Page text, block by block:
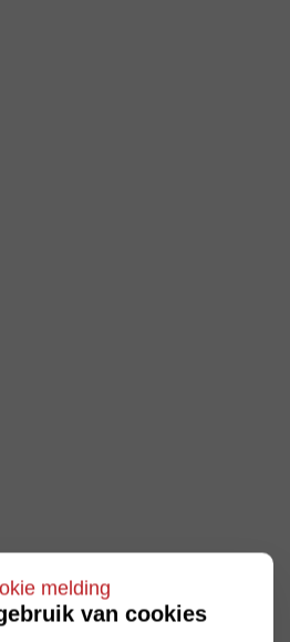
melding
van cookies